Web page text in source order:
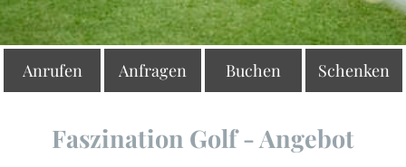
Anrufen Anfragen Buchen Schenken
Faszination Golf - Angebot